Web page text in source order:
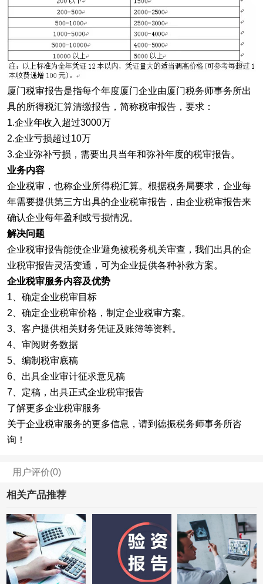
厦门税审报告是指每个年度厦门企业由厦门税务师事务所出
具的所得税汇算清缴报告，简称税审报告，要求：
1.企业年收入超过3000万
2.企业亏损超过10万
3.企业弥补亏损，需要出具当年和弥补年度的税审报告。
业务内容
企业税审，也称企业所得税汇算。根据税务局要求，企业每
年需要提供第三方出具的企业税审报告，由企业税审报告来
确认企业每年盈利或亏损情况。
解决问题
企业税审报告能使企业避免被税务机关审查，我们出具的企
业税审报告灵活变通，可为企业提供各种补救方案。
企业税审服务内容及优势
1、确定企业税审目标
2、确定企业税审价格，制定企业税审方案。
3、客户提供相关财务凭证及账簿等资料。
4、审阅财务数据
5、编制税审底稿
6、出具企业审计征求意见稿
7、定稿，出具正式企业税审报告
了解更多企业税审服务
关于企业税审服务的更多信息，请到德振税务师事务所咨
询！
用户评价(0)
相关产品推荐